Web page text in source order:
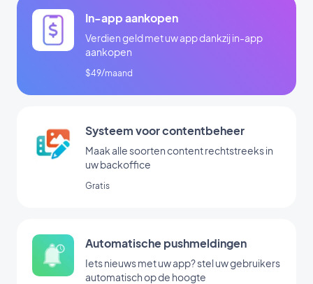
In-app aankopen
Verdien geld met uw app dankzij in-app
aankopen
$49/maand
Systeem voor contentbeheer
Maak alle soorten content rechtstreeks in
uw backoffice
Gratis
Automatische pushmeldingen
Iets nieuws met uw app? stel uw gebruikers
automatisch op de hoogte